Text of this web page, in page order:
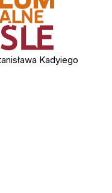
Kadyiego